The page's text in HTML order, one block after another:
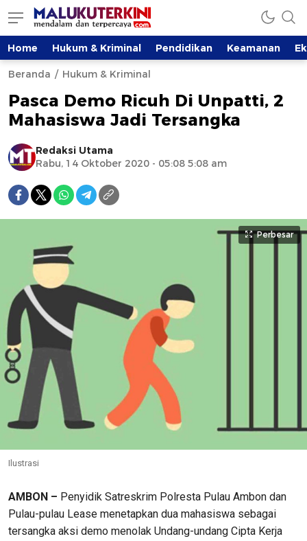
Home Hukum & Kriminal Pendidikan Keamanan
Beranda Hukum & Kriminal
Pasca Demo Ricuh Di Unpatti, 2
Mahasiswa Jadi Tersangka
Redaksi Utama
Rabu, 14 Oktober 2020 - 05:08 5:08 am
Perbesar
Ilustrasi
AMBON – Penyidik Satreskrim Polresta Pulau Ambon dan
Pulau-pulau Lease menetapkan dua mahasiswa sebagai
tersangka aksi demo menolak Undang-undang Cipta Kerja